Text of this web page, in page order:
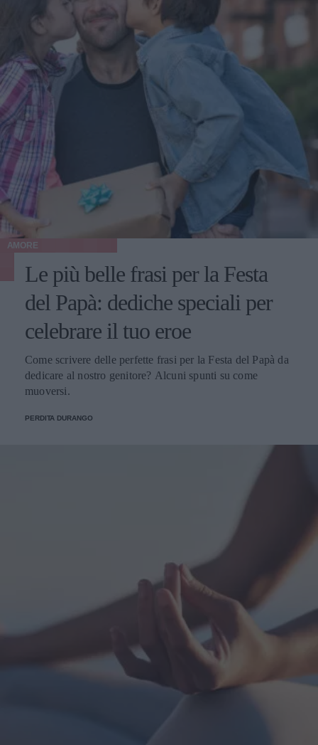
AMORE
Le più belle frasi per la Festa
del Papà: dediche speciali per
celebrare il tuo eroe
Come scrivere delle perfette frasi per la Festa del Papà da
dedicare al nostro genitore? Alcuni spunti su come
muoversi.
PERDITA DURANGO